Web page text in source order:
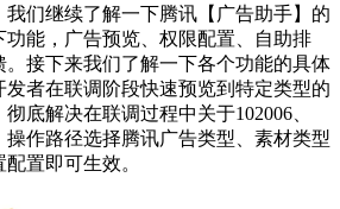
我们继续了解一下腾讯【广告助手】的
能，广告预览、权限配置、自助排
接下来我们了解一下各个功能的具体
者在联调阶段快速预览到特定类型的
底解决在联调过程中关于102006、
操作路径选择腾讯广告类型、素材类型
置即可生效。